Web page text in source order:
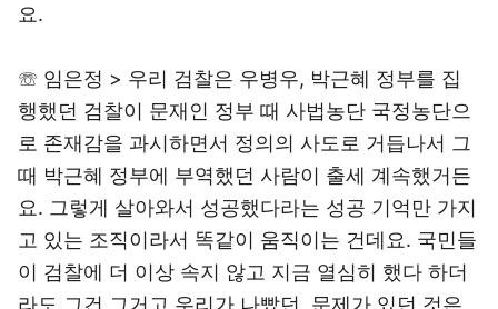
요.
☏ 임은정 > 우리 검찰은 우병우, 박근혜 정부를 집
행했던 검찰이 문재인 정부 때 사법농단 국정농단으
로 존재감을 과시하면서 정의의 사도로 거듭나서 그
때 박근혜 정부에 부역했던 사람이 출세 계속했거든
요. 그렇게 살아와서 성공했다라는 성공 기억만 가지
고 있는 조직이라서 똑같이 움직이는 건데요. 국민들
이 검찰에 더 이상 속지 않고 지금 열심히 했다 하더
라도 그건 그거고 우리가 나빴던, 문제가 있던 것은